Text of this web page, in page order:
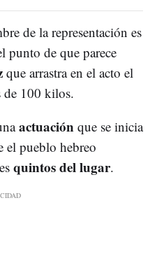
de la representación es
punto de que parece
que arrastra en el acto el
de 100 kilos.
actuación que se inicia
el pueblo hebreo
quintos del lugar.